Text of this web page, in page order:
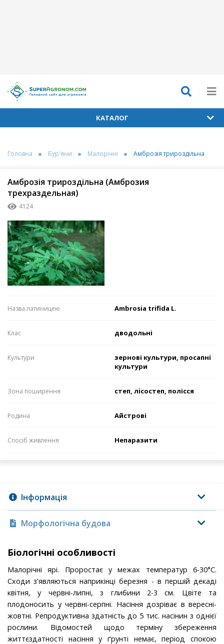
КАТАЛОГ
Головна Бур'яни Малорічні Амброзія трироздільна
Амброзія трироздільна (Амброзия
трехраздельная)
4124
Назва латиницею Ambrosia trifida L.
Клас дводольні
Культури
зернові культури, просапні
культури
Зона поширення степ, лісостеп, полісся
Родина Айстрові
Спосіб живлення Непаразити
Інформація
Морфологічна будова
Біологічні особливості
Малорічні ярі. Проростає у межах температур 6-30°С.
Сходи з'являються наприкінці березня - в першій декаді
квітня, у червні-липні, з глибини 2-3 см. Цвіте та
плодоносить у червні-серпні. Насіння дозріває в вересні-
жовтні. Репродуктивна здатність до 5 тис. насінин з однієї
рослини. Відомостей щодо терміну збереження
життєздатності насіння у ґрунті немає, період спокою